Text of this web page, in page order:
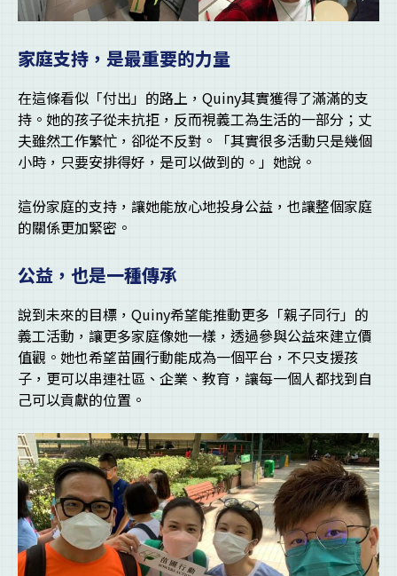
家庭支持，是最重要的力量
在這條看似「付出」的路上，Quiny其實獲得了滿滿的支
持。她的孩子從未抗拒，反而視義工為生活的一部分；丈
夫雖然工作繁忙，卻從不反對。「其實很多活動只是幾個
小時，只要安排得好，是可以做到的。」她說。
這份家庭的支持，讓她能放心地投身公益，也讓整個家庭
的關係更加緊密。
公益，也是一種傳承
說到未來的目標，Quiny希望能推動更多「親子同行」的
義工活動，讓更多家庭像她一樣，透過參與公益來建立價
值觀。她也希望苗圃行動能成為一個平台，不只支援孩
子，更可以串連社區、企業、教育，讓每一個人都找到自
己可以貢獻的位置。